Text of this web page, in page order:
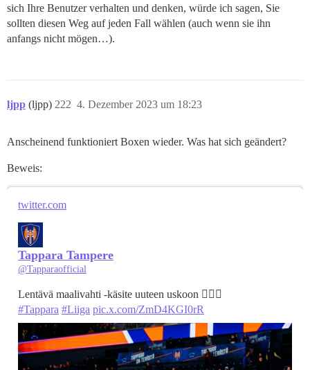
sich Ihre Benutzer verhalten und denken, würde ich sagen, Sie
sollten diesen Weg auf jeden Fall wählen (auch wenn sie ihn
anfangs nicht mögen…).
ljpp (ljpp) 4. Dezember 2023 um 18:23
222
Anscheinend funktioniert Boxen wieder. Was hat sich geändert?
Beweis:
twitter.com
Tappara Tampere
@Tapparaofficial
#Tappara #Liiga pic.x.com/ZmD4KGI0rR